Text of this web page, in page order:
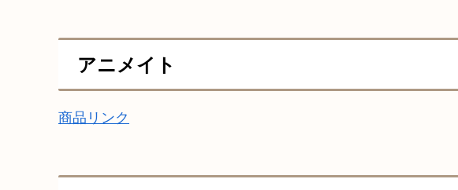
アニメイト
商品リンク